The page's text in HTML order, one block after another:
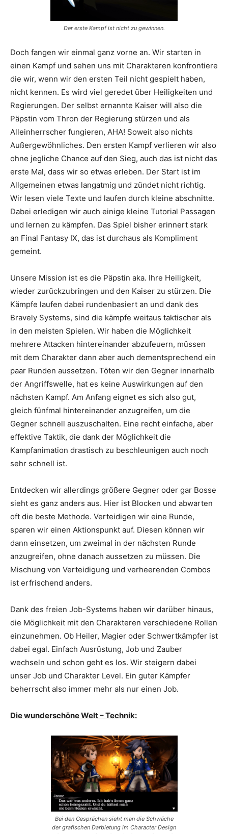
Der erste Kampf ist nicht zu gewinnen.
Doch fangen wir einmal ganz vorne an. Wir starten in
einen Kampf und sehen uns mit Charakteren konfrontiere
die wir, wenn wir den ersten Teil nicht gespielt haben,
nicht kennen. Es wird viel geredet über Heiligkeiten und
Regierungen. Der selbst ernannte Kaiser will also die
Päpstin vom Thron der Regierung stürzen und als
Alleinherrscher fungieren, AHA! Soweit also nichts
Außergewöhnliches. Den ersten Kampf verlieren wir also
ohne jegliche Chance auf den Sieg, auch das ist nicht das
erste Mal, dass wir so etwas erleben. Der Start ist im
Allgemeinen etwas langatmig und zündet nicht richtig.
Wir lesen viele Texte und laufen durch kleine abschnitte.
Dabei erledigen wir auch einige kleine Tutorial Passagen
und lernen zu kämpfen. Das Spiel bisher erinnert stark
an Final Fantasy IX, das ist durchaus als Kompliment
gemeint.
Unsere Mission ist es die Päpstin aka. Ihre Heiligkeit,
wieder zurückzubringen und den Kaiser zu stürzen. Die
Kämpfe laufen dabei rundenbasiert an und dank des
Bravely Systems, sind die kämpfe weitaus taktischer als
in den meisten Spielen. Wir haben die Möglichkeit
mehrere Attacken hintereinander abzufeuern, müssen
mit dem Charakter dann aber auch dementsprechend ein
paar Runden aussetzen. Töten wir den Gegner innerhalb
der Angriffswelle, hat es keine Auswirkungen auf den
nächsten Kampf. Am Anfang eignet es sich also gut,
gleich fünfmal hintereinander anzugreifen, um die
Gegner schnell auszuschalten. Eine recht einfache, aber
effektive Taktik, die dank der Möglichkeit die
Kampfanimation drastisch zu beschleunigen auch noch
sehr schnell ist.
Entdecken wir allerdings größere Gegner oder gar Bosse
sieht es ganz anders aus. Hier ist Blocken und abwarten
oft die beste Methode. Verteidigen wir eine Runde,
sparen wir einen Aktionspunkt auf. Diesen können wir
dann einsetzen, um zweimal in der nächsten Runde
anzugreifen, ohne danach aussetzen zu müssen. Die
Mischung von Verteidigung und verheerenden Combos
ist erfrischend anders.
Dank des freien Job-Systems haben wir darüber hinaus,
die Möglichkeit mit den Charakteren verschiedene Rollen
einzunehmen. Ob Heiler, Magier oder Schwertkämpfer ist
dabei egal. Einfach Ausrüstung, Job und Zauber
wechseln und schon geht es los. Wir steigern dabei
unser Job und Charakter Level. Ein guter Kämpfer
beherrscht also immer mehr als nur einen Job.
Die wunderschöne Welt – Technik:
Bei den Gesprächen sieht man die Schwäche
der grafischen Darbietung im Character Design